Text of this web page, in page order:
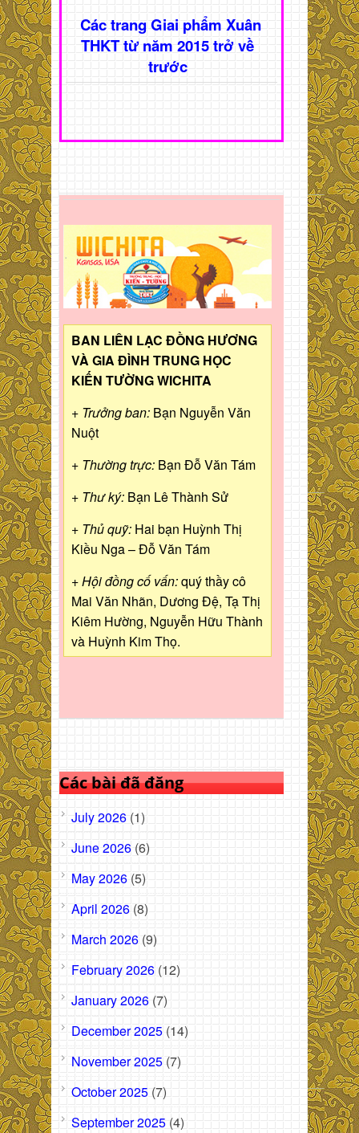
Các trang Giai phẩm Xuân
THKT từ năm 2015 trở về
trước
BAN LIÊN LẠC ĐỒNG HƯƠNG
VÀ GIA ĐÌNH TRUNG HỌC
KIẾN TƯỜNG WICHITA
+ Trưởng ban: Bạn Nguyễn Văn
Nuột
+ Thường trực: Bạn Đỗ Văn Tám
+ Thư ký: Bạn Lê Thành Sử
+ Thủ quỹ: Hai bạn Huỳnh Thị
Kiều Nga – Đỗ Văn Tám
+ Hội đồng cố vấn:quý thầy cô
Mai Văn Nhãn, Dương Đệ, Tạ Thị
Kiêm Hường, Nguyễn Hữu Thành
và Huỳnh Kim Thọ.
Các bài đã đăng
July 2026 (1)
June 2026 (6)
May 2026 (5)
April 2026 (8)
March 2026 (9)
February 2026 (12)
January 2026 (7)
December 2025 (14)
November 2025 (7)
October 2025 (7)
September 2025 (4)